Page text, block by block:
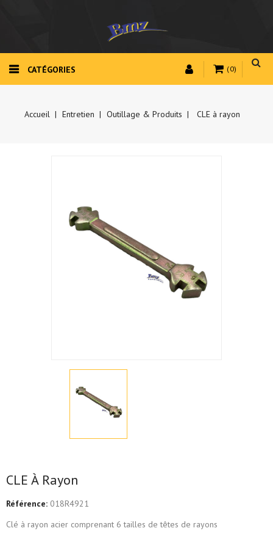
(0)
CATÉGORIES
Accueil Entretien Outillage & Produits CLE à rayon
CLE À Rayon
Référence: 018R4921
Clé à rayon acier comprenant 6 tailles de têtes de rayons